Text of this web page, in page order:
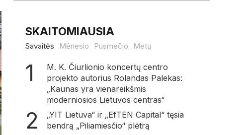
SKAITOMIAUSIA
Savaitės Mėnesio Pusmečio Metų
M. K. Čiurlionio koncertų centro
projekto autorius Rolandas Palekas:
„Kaunas yra vienareikšmis
moderniosios Lietuvos centras“
„YIT Lietuva“ ir „EfTEN Capital“ tęsia
bendrą „Piliamiesčio“ plėtrą